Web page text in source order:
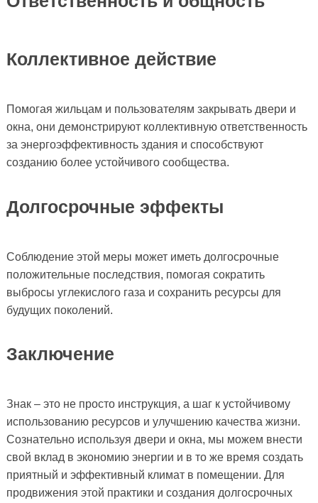
Коллективное действие
Помогая жильцам и пользователям закрывать двери и
окна, они демонстрируют коллективную ответственность
за энергоэффективность здания и способствуют
созданию более устойчивого сообщества.
Долгосрочные эффекты
Соблюдение этой меры может иметь долгосрочные
положительные последствия, помогая сократить
выбросы углекислого газа и сохранить ресурсы для
будущих поколений.
Заключение
Знак – это не просто инструкция, а шаг к устойчивому
использованию ресурсов и улучшению качества жизни.
Сознательно используя двери и окна, мы можем внести
свой вклад в экономию энергии и в то же время создать
приятный и эффективный климат в помещении. Для
продвижения этой практики и создания долгосрочных